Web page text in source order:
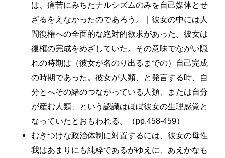
は、痛苦にみちたナルシズムのみを自己媒体とせ
ざるをえなかったのであろう。｜彼女の中には人
間復権への全面的な絶対的欲求があった。彼女は
復権の完成をめざしていた。その意味でながい隠
れの時期は（彼女が名のり出るまでの）自己完成
の時期であった。彼女が人類、と発言する時、自
分とへその緒のつながっている人類、または自分
が産む人類、という認識はほぼ彼女の生理感覚と
なっていたとおもわれる。（pp.458-459）
むきつけな政治体制に対置するには、彼女の母性
我はあまりにも純粋であるがゆえに、あえかなも